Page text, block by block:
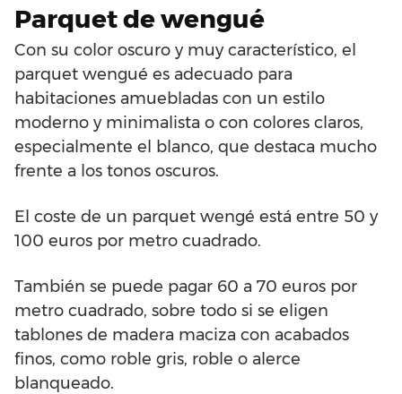
Parquet de wengué
Con su color oscuro y muy característico, el
parquet wengué es adecuado para
habitaciones amuebladas con un estilo
moderno y minimalista o con colores claros,
especialmente el blanco, que destaca mucho
frente a los tonos oscuros.
El coste de un parquet wengé está entre 50 y
100 euros por metro cuadrado.
También se puede pagar 60 a 70 euros por
metro cuadrado, sobre todo si se eligen
tablones de madera maciza con acabados
finos, como roble gris, roble o alerce
blanqueado.